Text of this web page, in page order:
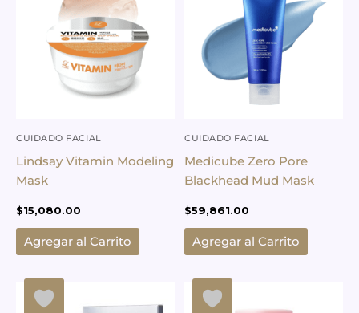
CUIDADO FACIAL
Lindsay Vitamin Modeling
Mask
$15,080.00
Agregar al Carrito
CUIDADO FACIAL
Medicube Zero Pore
Blackhead Mud Mask
$59,861.00
Agregar al Carrito